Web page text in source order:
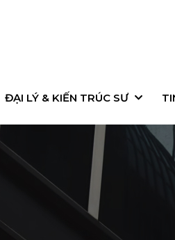
ĐẠI LÝ & KIẾN TRÚC SƯ